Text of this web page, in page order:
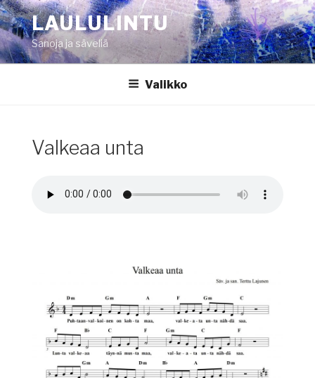
Siirry
sisältöönLAULULINTU
Sanoja ja säveliä
Valikko
Valkeaa unta